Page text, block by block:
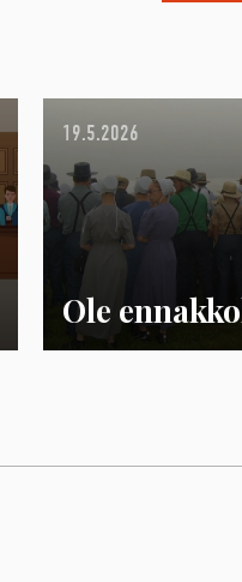
19.5.2026
Ole